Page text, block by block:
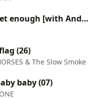
Cant get enough [with Anderson .Paak] (26)
(26)
& The Slow Smoke
baby (07)